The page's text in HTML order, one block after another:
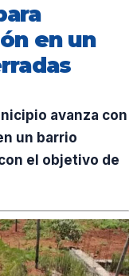
en un
avanza con
un barrio
el objetivo de